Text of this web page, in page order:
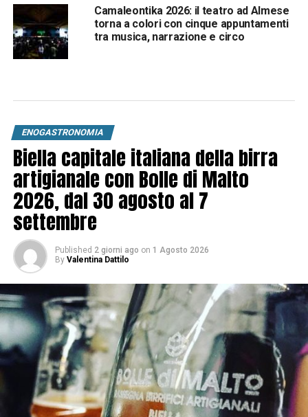
Camaleontika 2026: il teatro ad Almese
torna a colori con cinque appuntamenti
tra musica, narrazione e circo
ENOGASTRONOMIA
Biella capitale italiana della birra
artigianale con Bolle di Malto
2026, dal 30 agosto al 7
settembre
Published 2 giorni ago on 1 Agosto 2026
By Valentina Dattilo